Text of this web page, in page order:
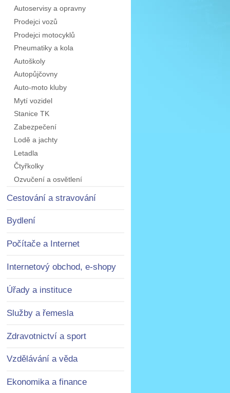
Autoservisy a opravny
Prodejci vozů
Prodejci motocyklů
Pneumatiky a kola
Autoškoly
Autopůjčovny
Auto-moto kluby
Mytí vozidel
Stanice TK
Zabezpečení
Lodě a jachty
Letadla
Čtyřkolky
Ozvučení a osvětlení
Cestování a stravování
Bydlení
Počítače a Internet
Internetový obchod, e-shopy
Úřady a instituce
Služby a řemesla
Zdravotnictví a sport
Vzdělávání a věda
Ekonomika a finance